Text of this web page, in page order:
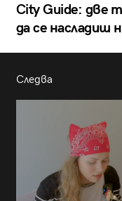
City Guide: две
да се насладиш
Следва